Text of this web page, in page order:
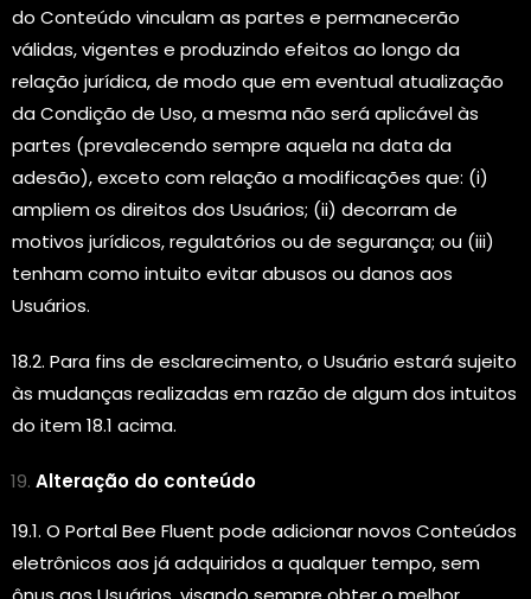
do Conteúdo vinculam as partes e permanecerão
válidas, vigentes e produzindo efeitos ao longo da
relação jurídica, de modo que em eventual atualização
da Condição de Uso, a mesma não será aplicável às
partes (prevalecendo sempre aquela na data da
adesão), exceto com relação a modificações que: (i)
ampliem os direitos dos Usuários; (ii) decorram de
motivos jurídicos, regulatórios ou de segurança; ou (iii)
tenham como intuito evitar abusos ou danos aos
Usuários.
18.2. Para fins de esclarecimento, o Usuário estará sujeito
às mudanças realizadas em razão de algum dos intuitos
do item 18.1 acima.
Alteração do conteúdo
19.1. O Portal Bee Fluent pode adicionar novos Conteúdos
eletrônicos aos já adquiridos a qualquer tempo, sem